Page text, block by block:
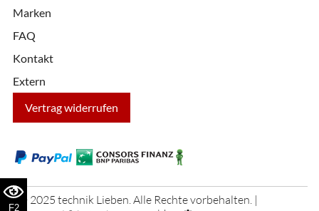
F2
Marken
FAQ
Kontakt
Extern
Vertrag widerrufen
© 2025 technik Lieben. Alle Rechte vorbehalten. |